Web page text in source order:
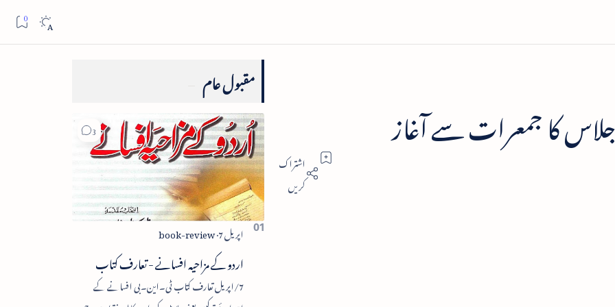
کا جمعرات سے آغاز
مقبول عام
اردو کے مزاحیہ افسانے - تعارف کتاب
7/اپریل تعارف کتاب ٹی۔این۔بی افسانے کے